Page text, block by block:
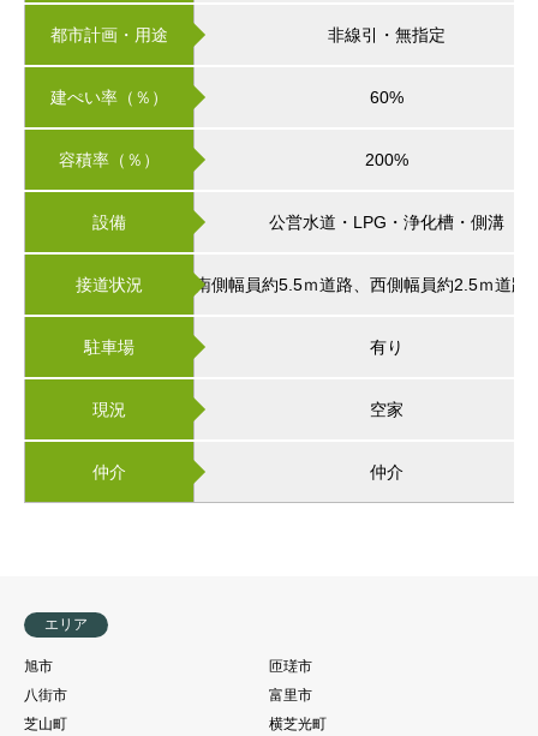
都市計画・用途 非線引・無指定
建ぺい率（％） 60%
容積率（％） 200%
設備 公営水道・LPG・浄化槽・側溝
接道状況 南側幅員約5.5ｍ道路、西側幅員約2.5ｍ道路
駐車場 有り
現況 空家
仲介 仲介
エリア
旭市
匝瑳市
八街市
富里市
芝山町
横芝光町